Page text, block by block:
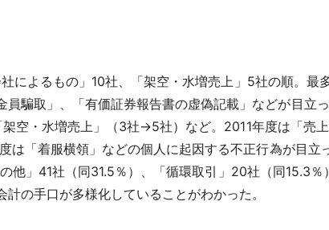
によるもの」10社、「架空・水増売上」5社の順。最
騙取」、「有価証券報告書の虚偽記載」などが目立っ
空・水増売上」（3社→5社）など。2011年度は「売
は「着服横領」などの個人に起因する不正行為が目立
他」41社（同31.5％）、「循環取引」20社（同15.3
の手口が多様化していることがわかった。